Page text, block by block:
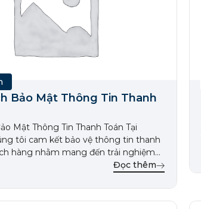
Bảo Mật Thông Tin Thanh
Mật Thông Tin Thanh Toán Tại
tôi cam kết bảo vệ thông tin thanh
hàng nhằm mang đến trải nghiệm
và đáng tin cậy. Chính sách này
thanh toán […]
Đọc thêm